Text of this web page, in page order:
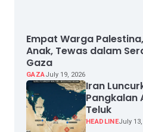
Empat Warga
Anak, Tewas dalam
Gaza
GAZAJuly 19, 2026
Iran
Pangkalan
Teluk
HEADLINEJuly